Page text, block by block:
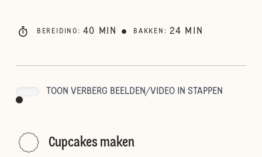
BEREIDING : 40 MIN BAKKEN : 24 MIN
TOON VERBERG BEELDEN/VIDEO IN STAPPEN
Cupcakes maken